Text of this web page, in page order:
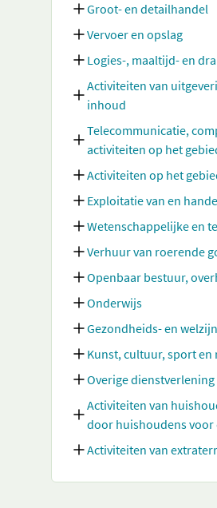
Groot- en detailhandel
Vervoer en opslag
Logies-, maaltijd- en
Activiteiten van
inhoud
Telecommunicatie,
activiteiten op het
Activiteiten op het
Exploitatie van en
Wetenschappelijke en
Verhuur van roerende
Openbaar bestuur,
Onderwijs
Gezondheids- en
Kunst, cultuur, sport
Overige dienstverlening
Activiteiten van
door huishoudens voor
Activiteiten van